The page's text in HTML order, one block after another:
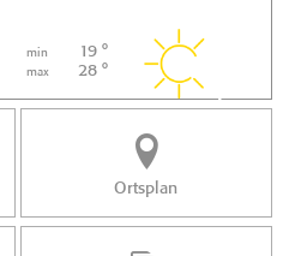
min 19 °
max 28 °
Ortsplan